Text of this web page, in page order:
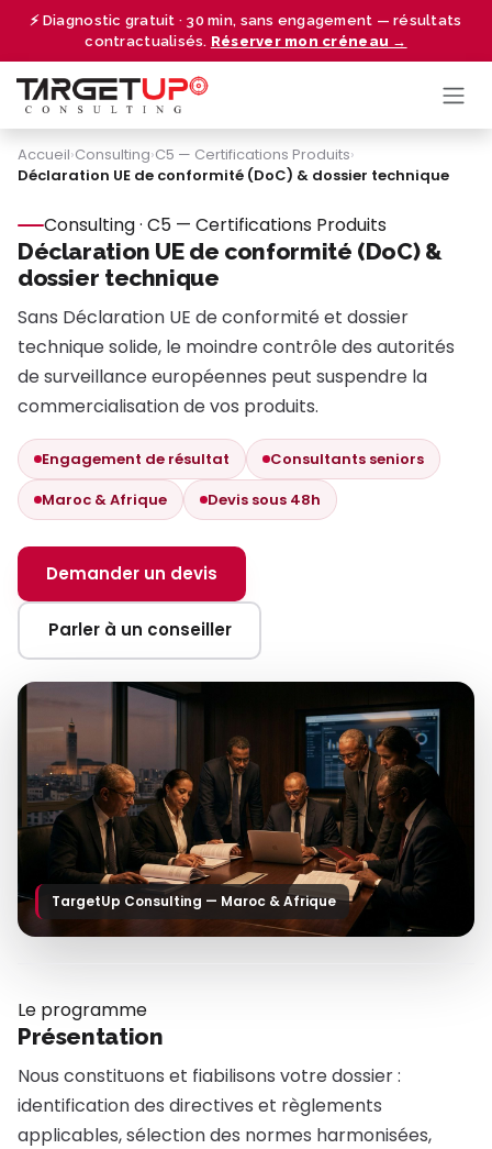
⚡ Diagnostic gratuit · 30 min, sans engagement — résultats
contractualisés. Réserver mon créneau →
Se rendre au contenu
Accueil›Consulting›C5 — Certifications Produits›
Déclaration UE de conformité (DoC) & dossier technique
Consulting · C5 — Certifications Produits
Déclaration UE de conformité (DoC) &
dossier technique
Sans Déclaration UE de conformité et dossier
technique solide, le moindre contrôle des autorités
de surveillance européennes peut suspendre la
commercialisation de vos produits.
Engagement de résultat
Consultants seniors
Maroc & Afrique
Devis sous 48h
Demander un devis
Parler à un conseiller
TargetUp Consulting — Maroc & Afrique
Le programme
Présentation
Nous constituons et fiabilisons votre dossier :
identification des directives et règlements
applicables, sélection des normes harmonisées,